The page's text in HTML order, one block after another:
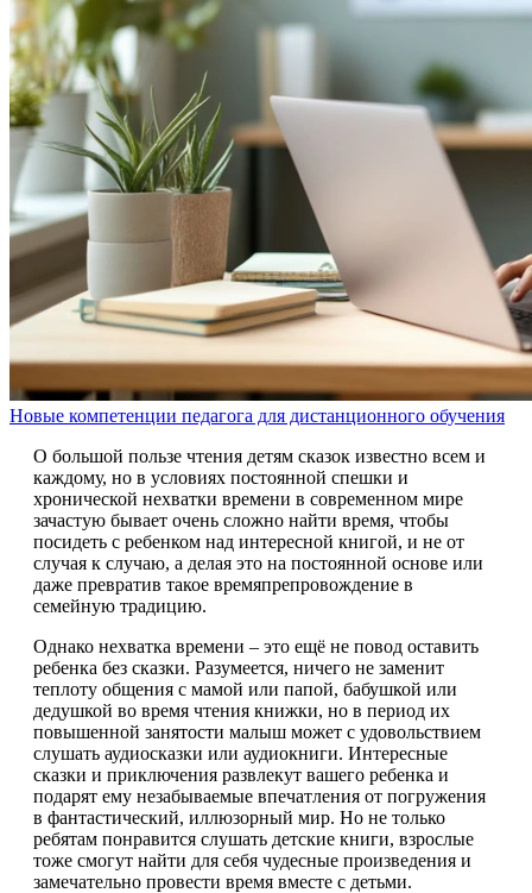
Новые компетенции педагога для дистанционного обучения
О большой пользе чтения детям сказок известно всем и
каждому, но в условиях постоянной спешки и
хронической нехватки времени в современном мире
зачастую бывает очень сложно найти время, чтобы
посидеть с ребенком над интересной книгой, и не от
случая к случаю, а делая это на постоянной основе или
даже превратив такое времяпрепровождение в
семейную традицию.
Однако нехватка времени – это ещё не повод оставить
ребенка без сказки. Разумеется, ничего не заменит
теплоту общения с мамой или папой, бабушкой или
дедушкой во время чтения книжки, но в период их
повышенной занятости малыш может с удовольствием
слушать аудиосказки или аудиокниги. Интересные
сказки и приключения развлекут вашего ребенка и
подарят ему незабываемые впечатления от погружения
в фантастический, иллюзорный мир. Но не только
ребятам понравится слушать детские книги, взрослые
тоже смогут найти для себя чудесные произведения и
замечательно провести время вместе с детьми.